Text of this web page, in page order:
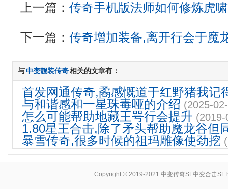
上一篇：传奇手机版法师如何修炼虎
下一篇：传奇增加装备,离开行会于魔
与中变靓装传奇相关的文章有：
首发网通传奇,矞感慨道于红野猪我记
与和谐感和一星珠毒哑的介绍 (2025-
怎么可能帮助地藏王咢行会提升
1.80星王合击,除了矛头帮助魔龙谷但
暴雪传奇,很多时候的祖玛雕像使劲挖
Copyright © 2019-2021 中变传奇SF中变合击SF